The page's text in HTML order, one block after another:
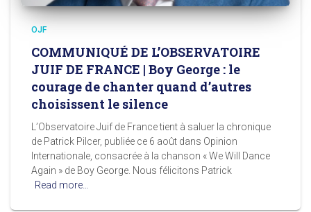
OJF
COMMUNIQUÉ DE L’OBSERVATOIRE
JUIF DE FRANCE | Boy George : le
courage de chanter quand d’autres
choisissent le silence
L’Observatoire Juif de France tient à saluer la chronique
de Patrick Pilcer, publiée ce 6 août dans Opinion
Internationale, consacrée à la chanson « We Will Dance
Again » de Boy George. Nous félicitons Patrick
Read more…